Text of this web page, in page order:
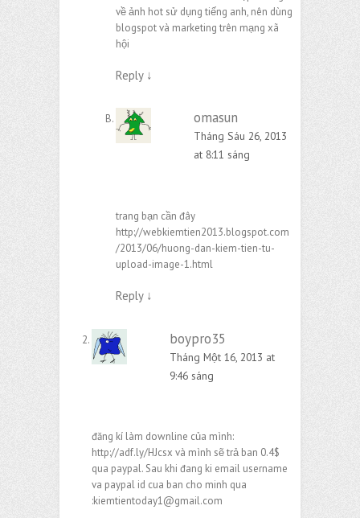
về ảnh hot sử dụng tiếng anh, nên dùng
blogspot và marketing trên mạng xã
hội
Reply ↓
omasun
Tháng Sáu 26, 2013
at 8:11 sáng
trang bạn cần đây
http://webkiemtien2013.blogspot.com
/2013/06/huong-dan-kiem-tien-tu-
upload-image-1.html
Reply ↓
boypro35
Tháng Một 16, 2013 at
9:46 sáng
đăng kí làm downline của mình:
http://adf.ly/HJcsx và mình sẽ trả ban 0.4$
qua paypal. Sau khi đang ki email username
va paypal id cua ban cho minh qua
:kiemtientoday1@gmail.com